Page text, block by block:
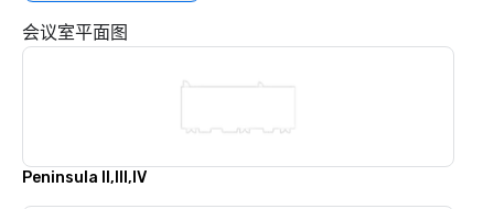
会议室平面图
Peninsula II,III,IV